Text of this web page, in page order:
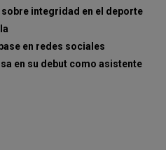
integridad en el deporte
en redes sociales
en su debut como asistente